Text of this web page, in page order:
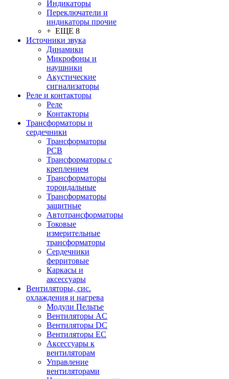
Индикаторы
Переключатели и
индикаторы прочие
+ ЕЩЕ 8
Источники звука
Динамики
Микрофоны и
наушники
Акустические
сигнализаторы
Реле и контакторы
Реле
Контакторы
Трансформаторы и
сердечники
Трансформаторы
PCB
Трансформаторы с
креплением
Трансформаторы
тороидальные
Трансформаторы
защитные
Автотрансформаторы
Токовые
измерительные
трансформаторы
Сердечники
ферритовые
Каркасы и
аксессуары
Вентиляторы, сис.
охлаждения и нагрева
Модули Пельтье
Вентиляторы AC
Вентиляторы DC
Вентиляторы EC
Аксессуары к
вентиляторам
Управление
вентиляторами